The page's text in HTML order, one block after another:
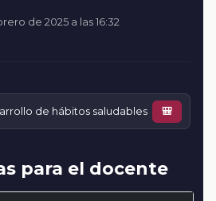
de 2025 a las 16:32
de hábitos saludables 🎒
para el docente